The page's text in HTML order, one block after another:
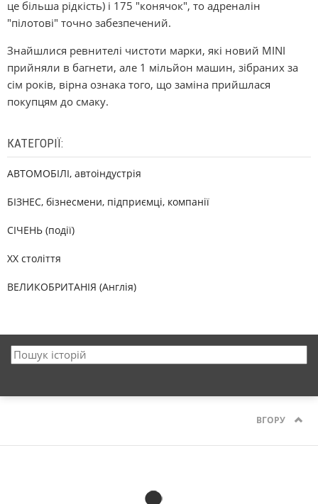
це більша рідкість) і 175 "конячок", то адреналін
"пілотові" точно забезпечений.
Знайшлися ревнителі чистоти марки, які новий MІNІ
прийняли в багнети, але 1 мільйон машин, зібраних за
сім років, вірна ознака того, що заміна прийшлася
покупцям до смаку.
КАТЕГОРІЇ:
АВТОМОБІЛІ, автоіндустрія
БІЗНЕС, бізнесмени, підприємці, компанії
СІЧЕНЬ (події)
XX століття
ВЕЛИКОБРИТАНІЯ (Англія)
ВГОРУ